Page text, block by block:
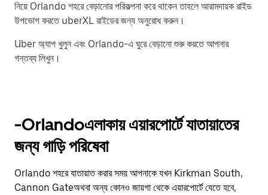
নিয়ে Orlando শহরে বেড়ানোর পরিকল্পনা করে থাকেন তাহলে আরামদায়ক রাইড
উপভোগ করতে uberXL রাইডের জন্য অনুরোধ করুন।
Uber অ্যাপ খুলুন এবং Orlando-এ ঘুরে বেড়ানো শুরু করতে আপনার
গন্তব্য লিখুন।
-Orlandoএলাকায় এয়ারপোর্টে যাতায়াতের
জন্য গাড়ি পরিষেবা
Orlando শহরে যাতায়াত করার সময় আপনাকে যখন Kirkman South,
Cannon Gateঅথবা অন্য কোনও জায়গা থেকে এয়ারপোর্টে যেতে হবে,